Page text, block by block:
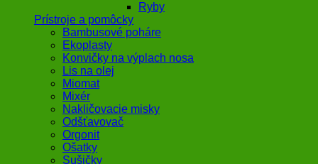
Ryby
Prístroje a pomôcky
Bambusové poháre
Ekoplasty
Konvičky na výplach nosa
Lis na olej
Miomat
Mixér
Nakličovacie misky
Odšťavovač
Orgonit
Ošatky
Sušičky